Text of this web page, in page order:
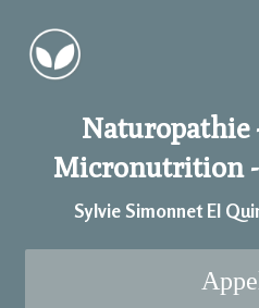
Micronutrition -
Sylvie Simonnet EI